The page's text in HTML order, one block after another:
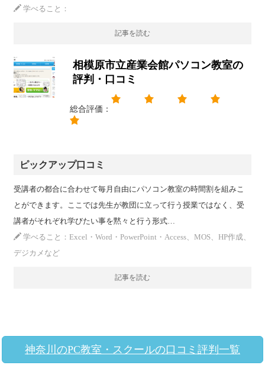
学べること：
記事を読む
相模原市立産業会館パソコン教室の
評判・口コミ
総合評価：
ピックアップ口コミ
受講者の都合に合わせて毎月自由にパソコン教室の時間割を組みこ
とができます。ここでは先生が教団に立って行う授業ではなく、受
講者がそれぞれ学びたい事を黙々と行う形式…
学べること：Excel・Word・PowerPoint・Access、MOS、HP作成、
デジカメなど
記事を読む
神奈川のPC教室・スクールの口コミ評判一覧